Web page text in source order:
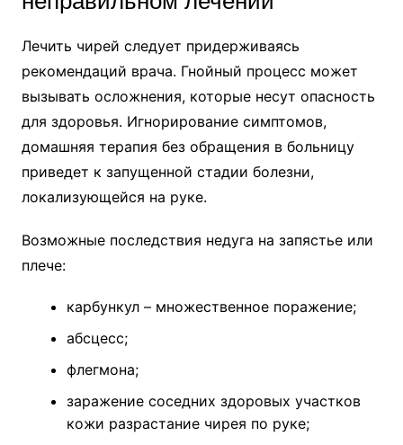
Лечить чирей следует придерживаясь
рекомендаций врача. Гнойный процесс может
вызывать осложнения, которые несут опасность
для здоровья. Игнорирование симптомов,
домашняя терапия без обращения в больницу
приведет к запущенной стадии болезни,
локализующейся на руке.
Возможные последствия недуга на запястье или
плече:
карбункул – множественное поражение;
абсцесс;
флегмона;
заражение соседних здоровых участков
кожи разрастание чирея по руке;